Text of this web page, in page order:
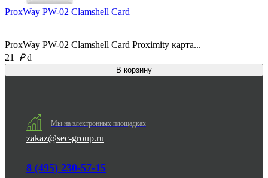
ProxWay PW-02 Clamshell Card
ProxWay PW-02 Clamshell Card Proximity карта...
21 ₽ d
Мы на электронных площадках
zakaz@sec-group.ru
8 (495) 230-57-15